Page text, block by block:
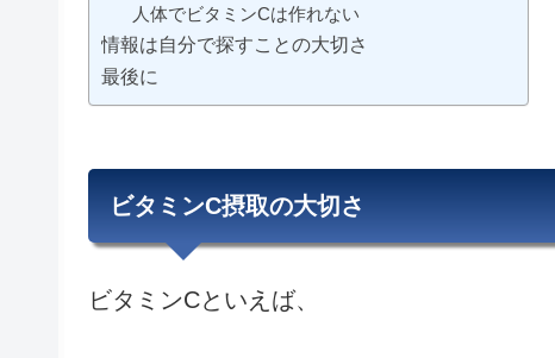
人体でビタミンCは作れない
情報は自分で探すことの大切さ
最後に
ビタミンC摂取の大切さ
ビタミンCといえば、